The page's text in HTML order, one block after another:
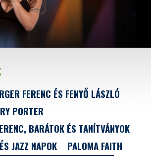
FERENC ÉS FENYŐ LÁSZLÓ
PORTER
BARÁTOK ÉS TANÍTVÁNYOK
JAZZ NAPOK
PALOMA FAITH